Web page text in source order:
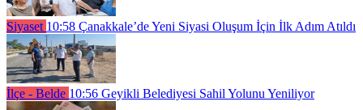
Siyaset 10:58 Çanakkale’de Yeni Siyasi Oluşum İçin İlk Adım Atıldı
İlçe - Belde 10:56 Geyikli Belediyesi Sahil Yolunu Yeniliyor